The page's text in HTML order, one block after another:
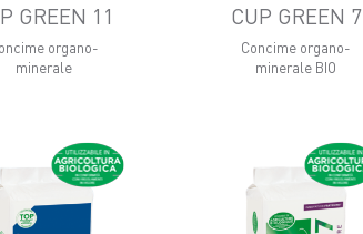
GREEN 11
organo-
minerale
CUP GREEN 7
Concime organo-
minerale BIO